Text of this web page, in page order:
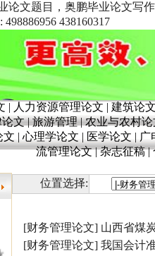
论文题目，奥鹏毕业论文写
438160317
| 人力资源管理论文 | 建筑论
文|旅游管理|农业与农村论
文 | 心理学论文 | 医学论文 | 广
流管理论文|杂志征稿|
位置选择:
[财务管理论文] 山西省煤
[财务管理论文] 我国会计